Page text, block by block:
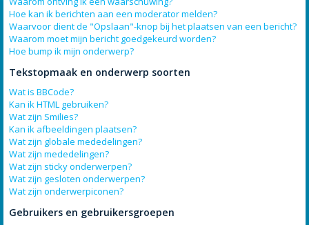
Hoe kan ik berichten aan een moderator melden?
Waarvoor dient de "Opslaan"-knop bij het plaatsen van een bericht?
Waarom moet mijn bericht goedgekeurd worden?
Hoe bump ik mijn onderwerp?
Tekstopmaak en onderwerp soorten
Wat is BBCode?
Kan ik HTML gebruiken?
Wat zijn Smilies?
Kan ik afbeeldingen plaatsen?
Wat zijn globale mededelingen?
Wat zijn mededelingen?
Wat zijn sticky onderwerpen?
Wat zijn gesloten onderwerpen?
Wat zijn onderwerpiconen?
Gebruikers en gebruikersgroepen